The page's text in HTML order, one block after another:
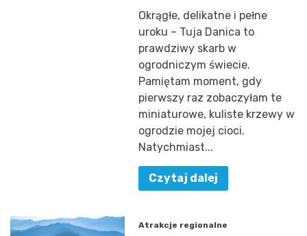
Okrągłe, delikatne i pełne
uroku – Tuja Danica to
prawdziwy skarb w
ogrodniczym świecie.
Pamiętam moment, gdy
pierwszy raz zobaczyłam te
miniaturowe, kuliste krzewy w
ogrodzie mojej cioci.
Natychmiast...
Czytaj dalej
Atrakcje regionalne